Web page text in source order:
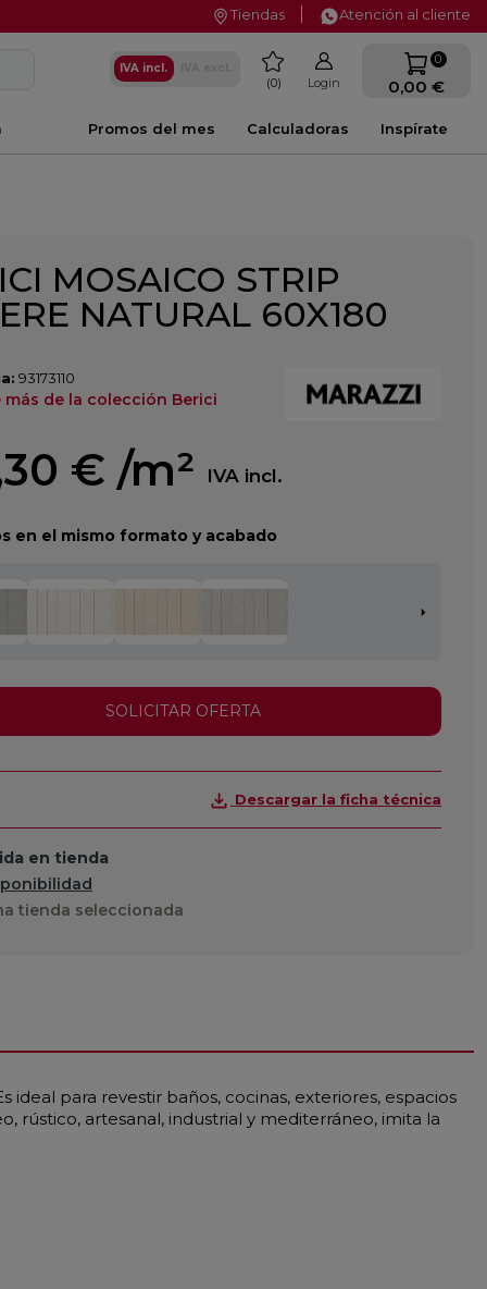
Tiendas Atención al cliente
IVA incl. favorite
0 Login
0
0,00 €
Inspírate
Calculadoras
Promos del mes
MOSAICO STRIP
NATURAL 60X180
93173110
más de la colección Berici
€ /m² IVA incl.
en el mismo formato y acabado
SOLICITAR OFERTA
Descargar la ficha técnica
en tienda
tienda seleccionada
para revestir baños, cocinas, exteriores, espacios
rústico, artesanal, industrial y mediterráneo, imita la